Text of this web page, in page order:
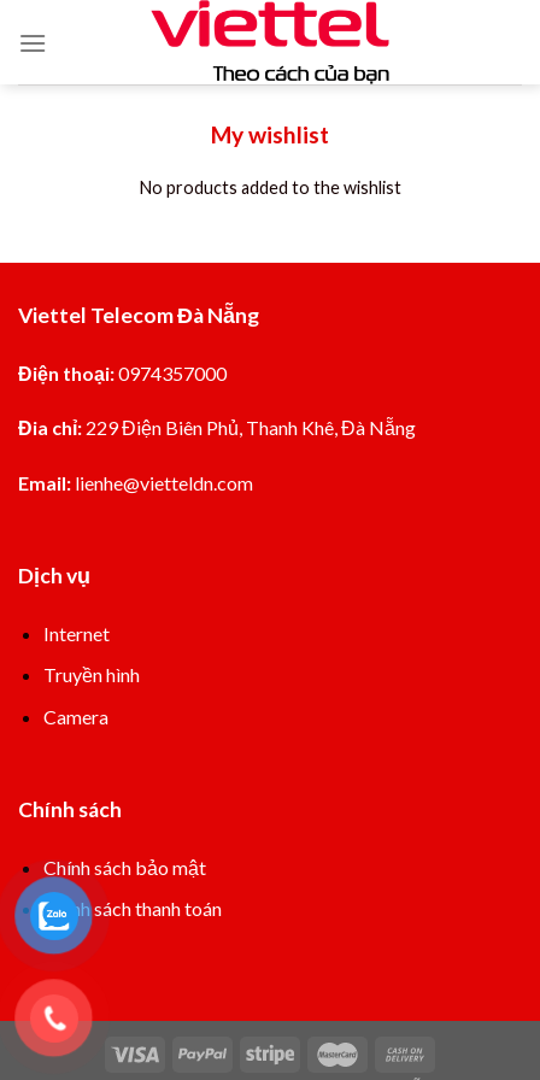
My wishlist
No products added to the wishlist
Viettel Telecom Đà Nẵng
Điện thoại:0974357000
Đia chỉ: 229 Điện Biên Phủ, Thanh Khê, Đà Nẵng
Email: lienhe@vietteldn.com
Dịch vụ
Internet
Truyền hình
Camera
Chính sách
Chính sách bảo mật
Chính sách thanh toán